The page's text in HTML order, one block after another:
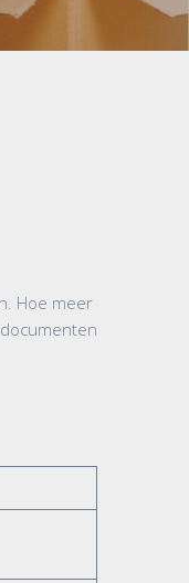
Hoe meer